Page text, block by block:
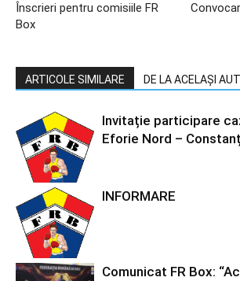
Înscrieri pentru comisiile FR
Box
ARTICOLE SIMILARE DE LA ACELAȘI
Invitație participare
Eforie Nord –
INFORMARE
Comunicat FR Box: